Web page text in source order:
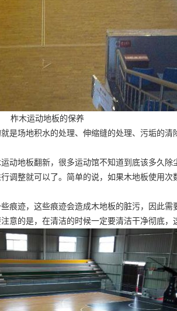
柞木运动地板的保养
是场地积水的处理、伸缩缝的处理、污垢的
动地板翻新，很多运动馆不知道到底该多久
调整就可以了。简单的说，如果木地板使用
痕迹，这些痕迹会造成木地板的脏污，因此需
意的是，在清洁的时候一定要清洁干净彻底，